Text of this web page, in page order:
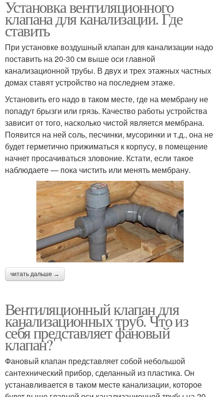
Установка вентиляционного
клапана для канализации. Где
ставить
При установке воздушный клапан для канализации надо
поставить на 20-30 см выше оси главной
канализационной трубы. В двух и трех этажных частных
домах ставят устройство на последнем этаже.
Установить его надо в таком месте, где на мембрану не
попадут брызги или грязь. Качество работы устройства
зависит от того, насколько чистой является мембрана.
Появится на ней соль, песчинки, мусоринки и т.д., она не
будет герметично прижиматься к корпусу, в помещение
начнет просачиваться зловоние. Кстати, если такое
наблюдаете — пока чистить или менять мембрану.
читать дальше →
Вентиляционный клапан для
канализационных труб. Что из
себя представляет фановый
клапан?
Фановый клапан представляет собой небольшой
сантехнический прибор, сделанный из пластика. Он
устанавливается в таком месте канализации, которое